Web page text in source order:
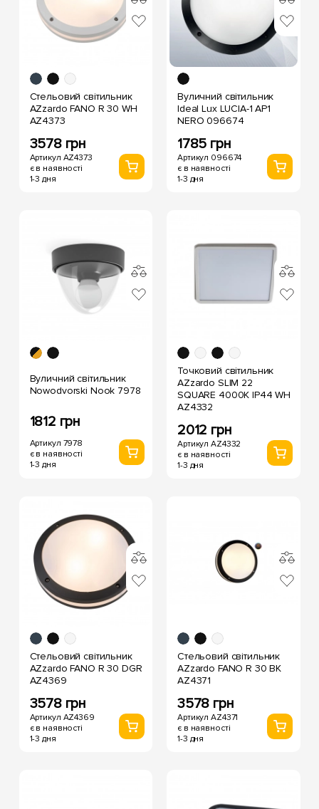
Стельовий світильник
AZzardo FANO R 30 WH
AZ4373
3578 грн
Артикул AZ4373
є в наявності
1-3 дня
Вуличний світильник
Ideal Lux LUCIA-1 AP1
NERO 096674
1785 грн
Артикул 096674
є в наявності
1-3 дня
Вуличний світильник
Nowodvorski Nook 7978
1812 грн
Артикул 7978
є в наявності
1-3 дня
Точковий світильник
AZzardo SLIM 22
SQUARE 4000K IP44 WH
AZ4332
2012 грн
Артикул AZ4332
є в наявності
1-3 дня
Стельовий світильник
AZzardo FANO R 30 DGR
AZ4369
3578 грн
Артикул AZ4369
є в наявності
1-3 дня
Стельовий світильник
AZzardo FANO R 30 BK
AZ4371
3578 грн
Артикул AZ4371
є в наявності
1-3 дня